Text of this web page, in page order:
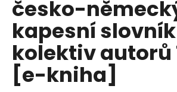
česko-
kapesní
kolektiv autorů
[e-kniha]
a
í
t